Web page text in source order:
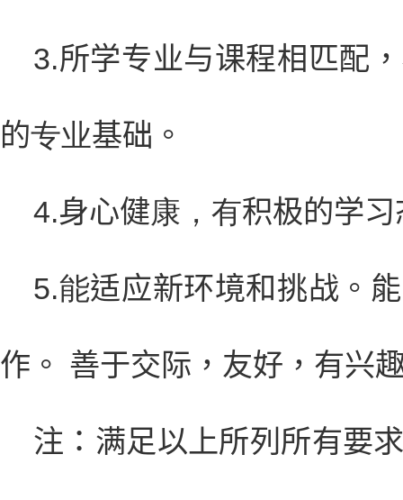
3.所学专业与课程相匹配，
的专业基础。
4.身心健康，有积极的学习
5.能适应新环境和挑战。
作。 善于交际，友好，有兴
注：满足以上所列所有要